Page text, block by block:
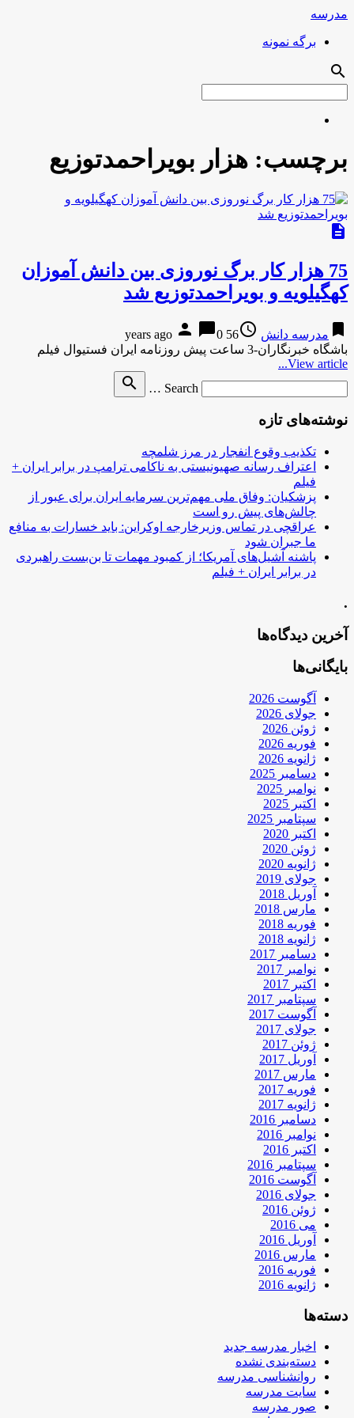
مدرسه
برگه نمونه
search
برچسب: هزار بویراحمدتوزیع
description
75 هزار کار برگ نوروزی بین دانش آموزان
کهگیلویه و بویراحمدتوزیع شد
bookmark مدرسه دانش access_time
56 years ago
person chat_bubble0
باشگاه خبرنگاران-3 ساعت پیش روزنامه ایران فستیوال فیلم
View article...
Search …
search
نوشته‌های تازه
تکذیب وقوع انفجار در مرز شلمچه
اعتراف رسانه صهیونیستی به ناکامی ترامپ در برابر ایران +
فیلم
پزشکیان: وفاق ملی مهم‌ترین سرمایه ایران برای عبور از
چالش‌های پیش رو است
عراقچی در تماس وزیرخارجه اوکراین: باید خسارات به منافع
ما جبران شود
پاشنه آشیل‌های آمریکا؛ از کمبود مهمات تا بن‌بست راهبردی
در برابر ایران + فیلم
.
آخرین دیدگاه‌ها
بایگانی‌ها
آگوست 2026
جولای 2026
ژوئن 2026
فوریه 2026
ژانویه 2026
دسامبر 2025
نوامبر 2025
اکتبر 2025
سپتامبر 2025
اکتبر 2020
ژوئن 2020
ژانویه 2020
جولای 2019
آوریل 2018
مارس 2018
فوریه 2018
ژانویه 2018
دسامبر 2017
نوامبر 2017
اکتبر 2017
سپتامبر 2017
آگوست 2017
جولای 2017
ژوئن 2017
آوریل 2017
مارس 2017
فوریه 2017
ژانویه 2017
دسامبر 2016
نوامبر 2016
اکتبر 2016
سپتامبر 2016
آگوست 2016
جولای 2016
ژوئن 2016
می 2016
آوریل 2016
مارس 2016
فوریه 2016
ژانویه 2016
دسته‌ها
اخبار مدرسه جدید
دسته‌بندی نشده
روانشناسی مدرسه
سایت مدرسه
صور مدرسه